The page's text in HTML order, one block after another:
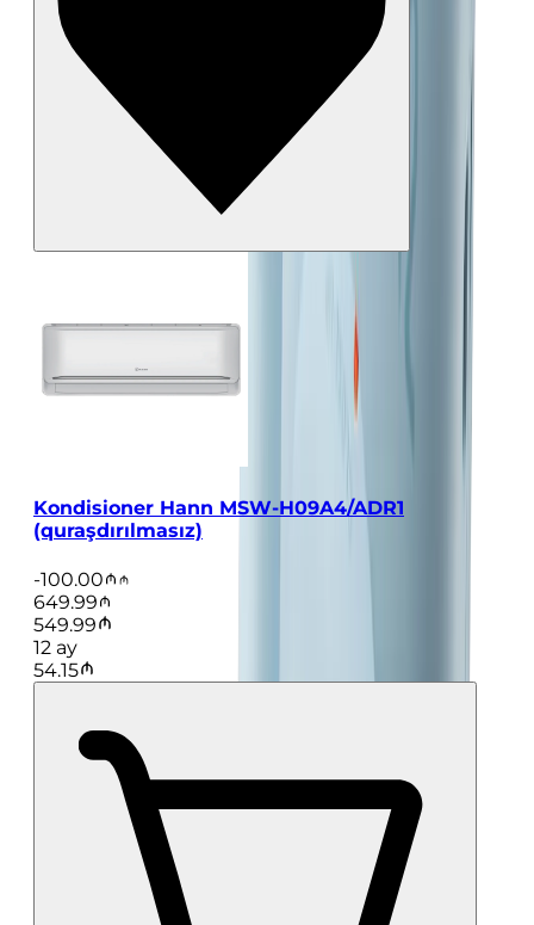
Kondisioner Hann MSW-H09A4/ADR1
(quraşdırılmasız)
-100.00
649.99
549.99
12 ay
54.15